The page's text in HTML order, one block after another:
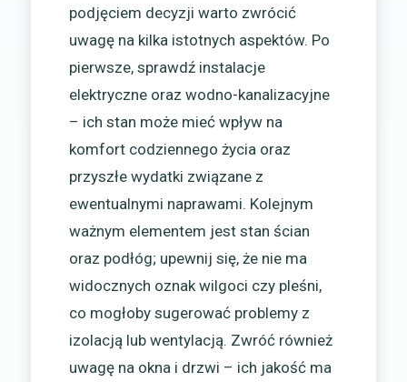
podjęciem decyzji warto zwrócić
uwagę na kilka istotnych aspektów. Po
pierwsze, sprawdź instalacje
elektryczne oraz wodno-kanalizacyjne
– ich stan może mieć wpływ na
komfort codziennego życia oraz
przyszłe wydatki związane z
ewentualnymi naprawami. Kolejnym
ważnym elementem jest stan ścian
oraz podłóg; upewnij się, że nie ma
widocznych oznak wilgoci czy pleśni,
co mogłoby sugerować problemy z
izolacją lub wentylacją. Zwróć również
uwagę na okna i drzwi – ich jakość ma